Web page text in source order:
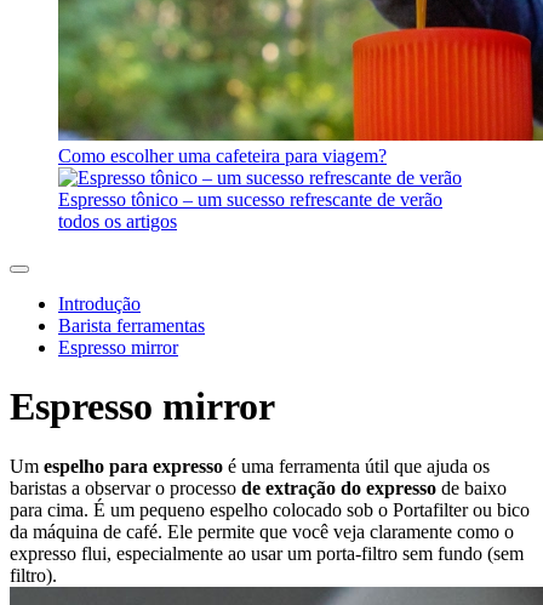
Como escolher uma cafeteira para viagem?
Espresso tônico – um sucesso refrescante de verão
todos os artigos
Introdução
Barista ferramentas
Espresso mirror
Espresso mirror
Um espelho para expresso é uma ferramenta útil que ajuda os
baristas a observar o processo de extração do expresso de baixo
para cima. É um pequeno espelho colocado sob o Portafilter ou bico
da máquina de café. Ele permite que você veja claramente como o
expresso flui, especialmente ao usar um porta-filtro sem fundo (sem
filtro).